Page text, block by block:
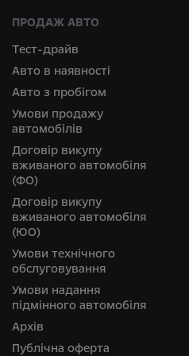
ПРОДАЖ АВТО
Тест-драйв
Авто в наявності
Авто з пробігом
Умови продажу
автомобілів
Договір викупу
вживаного автомобіля
(ФО)
Договір викупу
вживаного автомобіля
(ЮО)
Умови технічного
обслуговування
Умови надання
підмінного автомобіля
Архів
Публічна оферта